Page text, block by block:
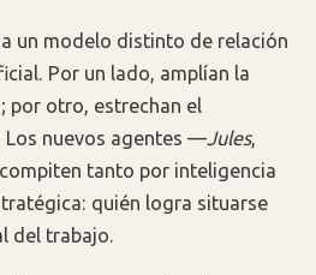
un modelo distinto de relación
Por un lado, amplían la
por otro, estrechan el
Los nuevos agentes —Jules,
tanto por inteligencia
quién logra situarse
del trabajo.